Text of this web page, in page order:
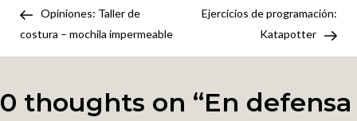
las
mujeres
de
The
de
PostOpiniones: Taller de
costura – mochila impermeable
Ejercicios de programación:
Katapotter
0 thoughts on “En defensa